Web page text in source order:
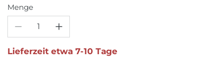
Menge
Lieferzeit etwa 7-10 Tage